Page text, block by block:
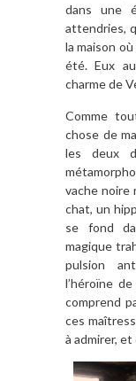
dans une
attendries,
la maison
été. Eux
charme de
Comme
chose de
les deux
vache noire
chat, un
se fond
magique
pulsion
l’héroïne
comprend
ces
à admirer,